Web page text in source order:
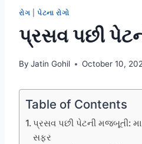
રોગ પેટના રોગો
પ્રસવ પછી
By Jatin Gohil October 10,
Table of Contents
પ્રસવ પછી પેટની મજબૂતી:
સફર